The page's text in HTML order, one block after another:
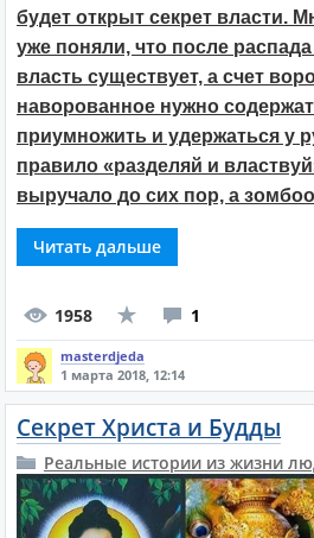
будет открыт секрет власти.
уже поняли, что после
власть существует, а счет
наворованное нужно
приумножить и удержаться у
правило «разделяй и
выручало до сих пор, а
Читать дальше
1958 1
masterdjeda
1 марта 2018, 12:14
Секрет Христа и Будды
Реальные истории из жизни